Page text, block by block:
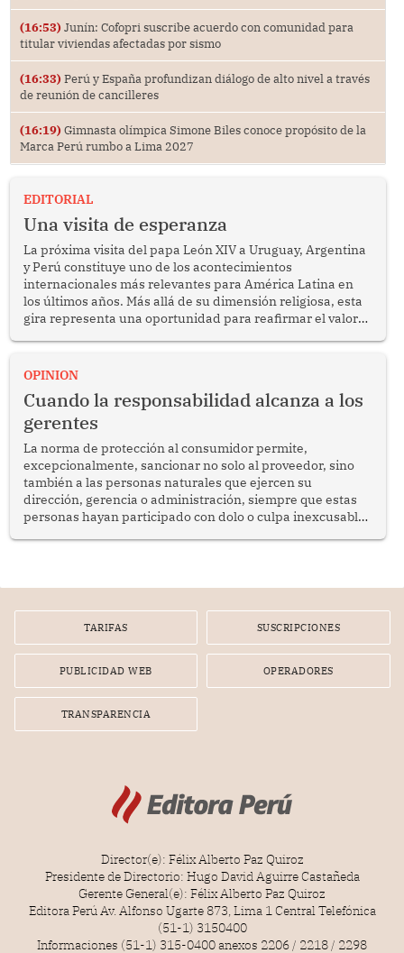
(16:53) Junín: Cofopri suscribe acuerdo con comunidad para
titular viviendas afectadas por sismo
(16:33) Perú y España profundizan diálogo de alto nivel a través
de reunión de cancilleres
(16:19) Gimnasta olímpica Simone Biles conoce propósito de la
Marca Perú rumbo a Lima 2027
EDITORIAL
Una visita de esperanza
La próxima visita del papa León XIV a Uruguay, Argentina
y Perú constituye uno de los acontecimientos
internacionales más relevantes para América Latina en
los últimos años. Más allá de su dimensión religiosa, esta
gira representa una oportunidad para reafirmar el valor
enfrenta desafíos en materia de desarrollo, cohesión
OPINION
Cuando la responsabilidad alcanza a los
gerentes
La norma de protección al consumidor permite,
excepcionalmente, sancionar no solo al proveedor, sino
también a las personas naturales que ejercen su
dirección, gerencia o administración, siempre que estas
personas hayan participado con dolo o culpa inexcusable
por la frustrada realización de un meet and greet con
TARIFAS SUSCRIPCIONES
PUBLICIDAD WEB OPERADORES
TRANSPARENCIA
Director(e): Félix Alberto Paz Quiroz
Presidente de Directorio: Hugo David Aguirre Castañeda
Gerente General(e): Félix Alberto Paz Quiroz
Editora Perú Av. Alfonso Ugarte 873, Lima 1 Central Telefónica
(51-1) 3150400
Informaciones (51-1) 315-0400 anexos 2206 / 2218 / 2298